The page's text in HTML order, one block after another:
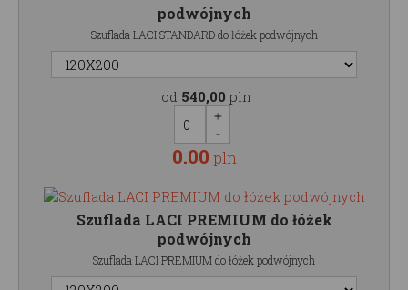
podwójnych
Szuflada LACI STANDARD do łóżek podwójnych
od 540,00 pln
0.00 pln
Szuflada LACI PREMIUM do łóżek
podwójnych
Szuflada LACI PREMIUM do łóżek podwójnych